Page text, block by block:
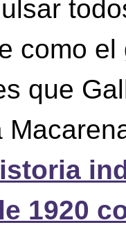
como
que
1920